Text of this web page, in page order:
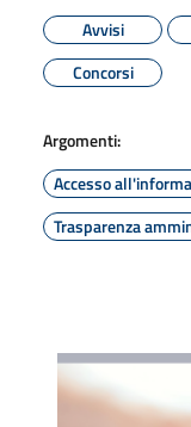
Avvisi
Concorsi
Argomenti:
Accesso
Trasparenza